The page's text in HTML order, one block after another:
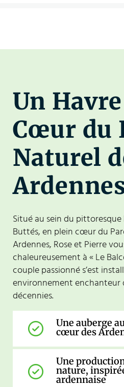
Un
Cœur du
Naturel
Situé au sein du
Buttés, en plein cœur du
Ardennes, Rose et Pierre
chaleureusement à « Le
couple passionné s’est
environnement enchanteur
décennies.
Une auberge
cœur des
Une
nature,
ardennaise